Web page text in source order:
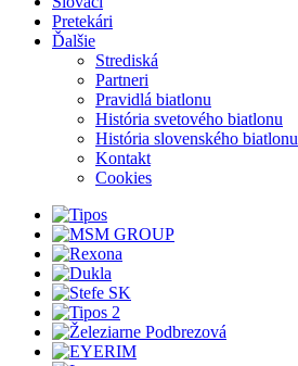
Pretekári
Ďalšie
Strediská
Partneri
Pravidlá biatlonu
História svetového biatlonu
História slovenského biatlonu
Kontakt
Cookies